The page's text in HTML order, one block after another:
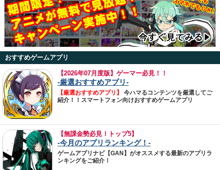
おすすめゲームアプリ
【2026年07月度版】ゲーマー必見！！
-厳選おすすめアプリ-
【厳選おすすめアプリ】
今ハマるコンテンツを厳選してご
紹介！！スマートフォン向けおすすめゲームアプリ
【無課金勢必見！トップ5】
-今月のアプリランキング！-
ゲームアプリナビ【GAN】がオススメする最新のアプリラ
ンキングをご紹介！